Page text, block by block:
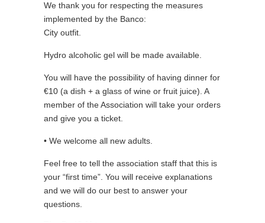
We thank you for respecting the measures
implemented by the Banco:
City outfit.
Hydro alcoholic gel will be made available.
You will have the possibility of having dinner for
€10 (a dish + a glass of wine or fruit juice). A
member of the Association will take your orders
and give you a ticket.
• We welcome all new adults.
Feel free to tell the association staff that this is
your “first time”. You will receive explanations
and we will do our best to answer your
questions.